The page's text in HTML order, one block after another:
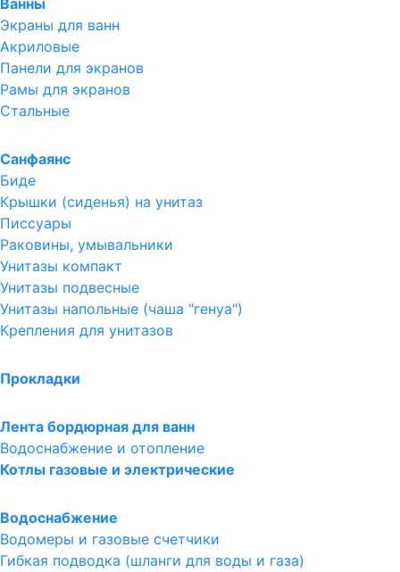
Ванны
Экраны для ванн
Акриловые
Панели для экранов
Рамы для экранов
Стальные
Санфаянс
Биде
Крышки (сиденья) на унитаз
Писсуары
Раковины, умывальники
Унитазы компакт
Унитазы подвесные
Унитазы напольные (чаша "генуа")
Крепления для унитазов
Прокладки
Лента бордюрная для ванн
Водоснабжение и отопление
Котлы газовые и электрические
Водоснабжение
Водомеры и газовые счетчики
Гибкая подводка (шланги для воды и газа)